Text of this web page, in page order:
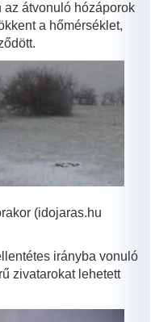
átvonuló hózáporok
a hőmérséklet,
(idojaras.hu
irányba vonuló
zivatarokat lehetett